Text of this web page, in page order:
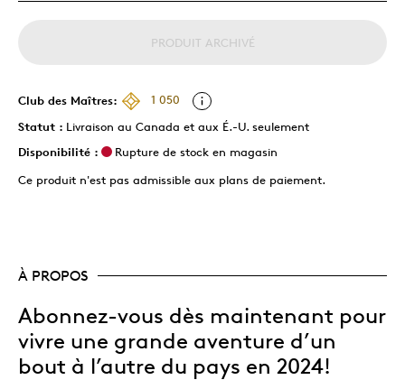
PRODUIT ARCHIVÉ
Club des Maîtres:
1 050
Statut : Livraison au Canada et aux É.-U. seulement
Disponibilité :
Rupture de stock en magasin
Ce produit n'est pas admissible aux plans de paiement.
À PROPOS
Abonnez-vous dès maintenant pour
vivre une grande aventure d’un
bout à l’autre du pays en 2024!